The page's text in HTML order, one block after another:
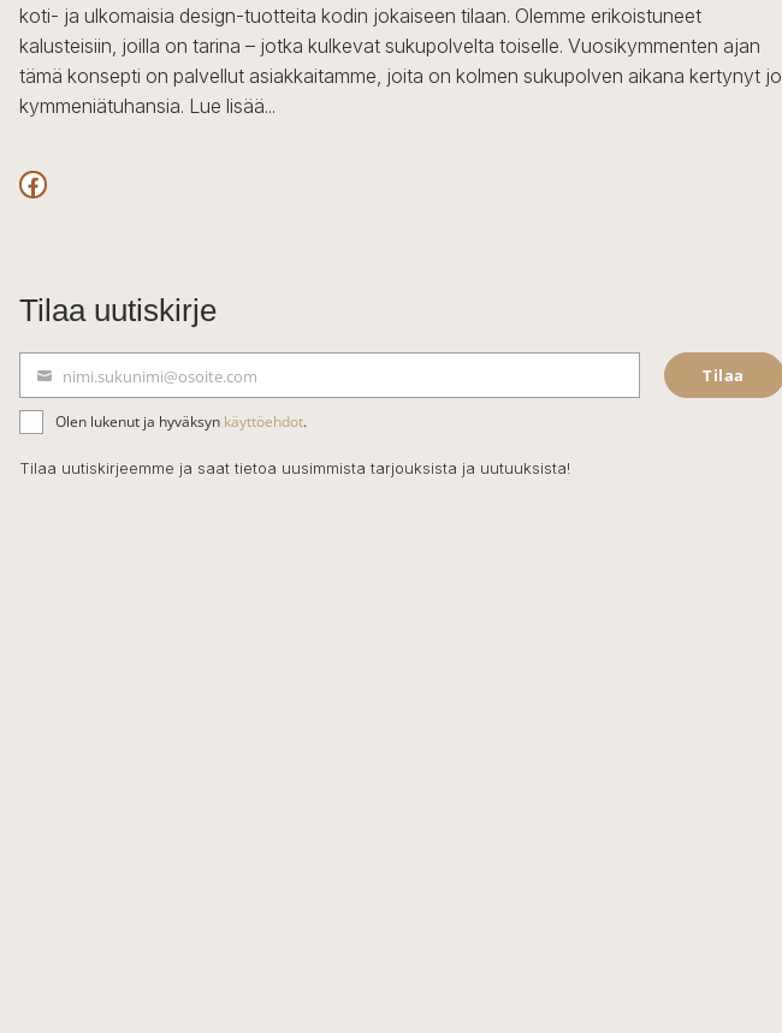
koti- ja ulkomaisia design-tuotteita kodin jokaiseen tilaan. Olemme erikoistuneet
kalusteisiin, joilla on tarina – jotka kulkevat sukupolvelta toiselle. Vuosikymmenten ajan
tämä konsepti on palvellut asiakkaitamme, joita on kolmen sukupolven aikana kertynyt jo
kymmeniätuhansia. Lue lisää...
Facebook
Tilaa uutiskirje
ä
h
k
nimi.sukunimi@osoite.com Tilaa
Olen lukenut ja hyväksyn käyttöehdot.
Tilaa uutiskirjeemme ja saat tietoa uusimmista tarjouksista ja uutuuksista!